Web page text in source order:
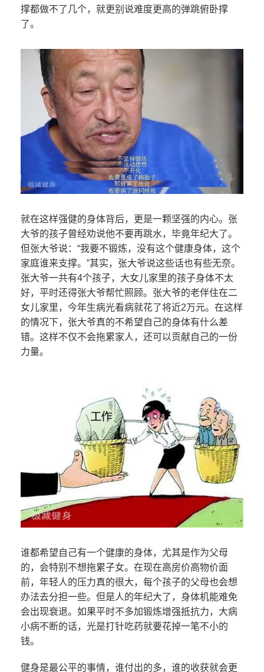
撑都做不了几个，就更别说难度更高的弹跳俯卧撑
了。
就在这样强健的身体背后，更是一颗坚强的内心。张
大爷的孩子曾经劝说他不要再跳水，毕竟年纪大了。
但张大爷说：“我要不锻炼，没有这个健康身体，这个
家庭谁来支撑。”其实，张大爷说这些话也有些无奈。
张大爷一共有4个孩子，大女儿家里的孩子身体不太
好，平时还得张大爷帮忙照顾。张大爷的老伴住在二
女儿家里，今年生病光看病就花了将近2万元。在这样
的情况下，张大爷真的不希望自己的身体有什么差
错。这样不仅不会拖累家人，还可以贡献自己的一份
力量。
谁都希望自己有一个健康的身体，尤其是作为父母
的，会特别不想拖累子女。在现在高房价高物价面
前，年轻人的压力真的很大，每个孩子的父母也会想
办法去分担一些。但是人的年纪大了，身体机能难免
会出现衰退。如果平时不多加锻炼增强抵抗力，大病
小病不断的话，光是打针吃药就要花掉一笔不小的
钱。
健身是最公平的事情，谁付出的多，谁的收获就会更